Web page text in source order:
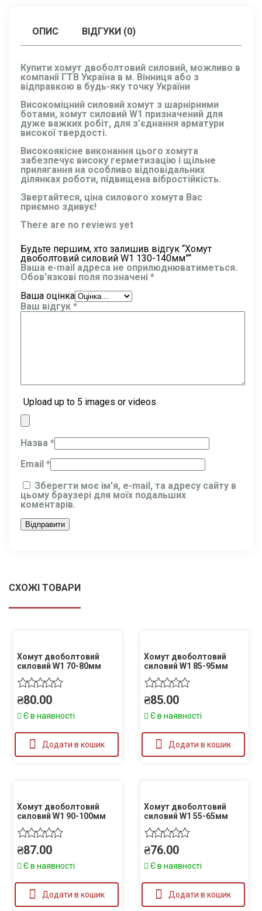
ОПИС ВІДГУКИ (0)
Купити хомут двоболтовий силовий, можливо в
компанії ГТВ Україна в м. Вінниця або з
відправкою в будь-яку точку України
Високоміцний силовий хомут з шарнірними
ботами, хомут силовий W1 призначений для
дуже важких робіт, для з’єднання арматури
високої твердості.
Високоякісне виконання цього хомута
забезпечує високу герметизацію і щільне
прилягання на особливо відповідальних
ділянках роботи, підвищена вібростійкість.
Звертайтеся, ціна силового хомута Вас
приємно здивує!
There are no reviews yet
Будьте першим, хто залишив відгук “Хомут
двоболтовий силовий W1 130-140мм”“
Ваша e-mail адреса не оприлюднюватиметься.
Обов’язкові поля позначені *
Ваша оцінка
Ваш відгук *
Upload up to 5 images or videos
Назва *
Email *
Зберегти моє ім'я, e-mail, та адресу сайту в
цьому браузері для моїх подальших
коментарів.
СХОЖІ ТОВАРИ
Хомут двоболтовий
силовий W1 70-80мм
₴80.00
Є в наявності
Додати в кошик
Хомут двоболтовий
силовий W1 85-95мм
₴85.00
Є в наявності
Додати в кошик
Хомут двоболтовий
силовий W1 90-100мм
₴87.00
Є в наявності
Додати в кошик
Хомут двоболтовий
силовий W1 55-65мм
₴76.00
Є в наявності
Додати в кошик